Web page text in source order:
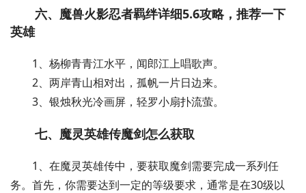
六、魔兽火影忍者羁绊详细5.6攻略，推荐一下
英雄
1、杨柳青青江水平，闻郎江上唱歌声。
2、两岸青山相对出，孤帆一片日边来。
3、银烛秋光冷画屏，轻罗小扇扑流萤。
七、魔灵英雄传魔剑怎么获取
1、在魔灵英雄传中，要获取魔剑需要完成一系列任
务。首先，你需要达到一定的等级要求，通常是在30级以